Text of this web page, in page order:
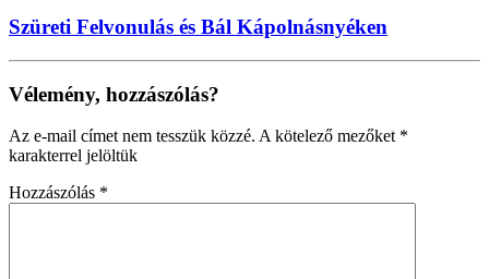
Szüreti Felvonulás és Bál Kápolnásnyéken
Vélemény, hozzászólás?
Az e-mail címet nem tesszük közzé. A kötelező mezőket *
karakterrel jelöltük
Hozzászólás *